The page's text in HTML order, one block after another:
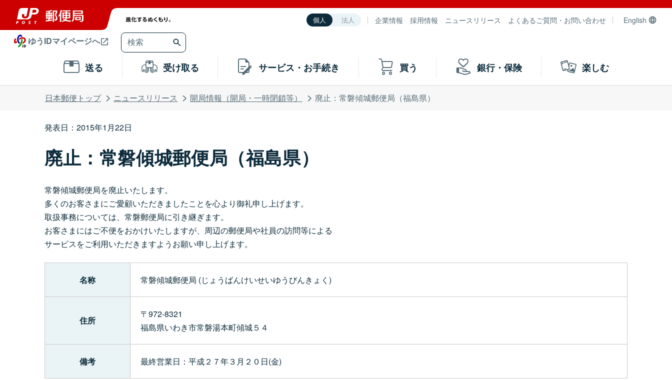
個人 法人 企業情報 採用情報 ニュースリリース よくあるご質問・お問い合わせ English
ゆうIDマイページへ
送る 受け取る サービス・お手続き 買う 銀行・保険 楽しむ
日本郵便トップ ニュースリリース 開局情報（開局・一時閉鎖等） 廃止：常磐傾城郵便局（福島県）
発表日：2015年1月22日
廃止：常磐傾城郵便局（福島県）
常磐傾城郵便局を廃止いたします。
多くのお客さまにご愛顧いただきましたことを心より御礼申し上げます。
取扱事務については、常磐郵便局に引き継ぎます。
お客さまにはご不便をおかけいたしますが、周辺の郵便局や社員の訪問等による
サービスをご利用いただきますようお願い申し上げます。
名称 常磐傾城郵便局 (じょうばんけいせいゆうびんきょく)
住所
〒972-8321
福島県いわき市常磐湯本町傾城５４
備考 最終営業日：平成２７年３月２０日(金)